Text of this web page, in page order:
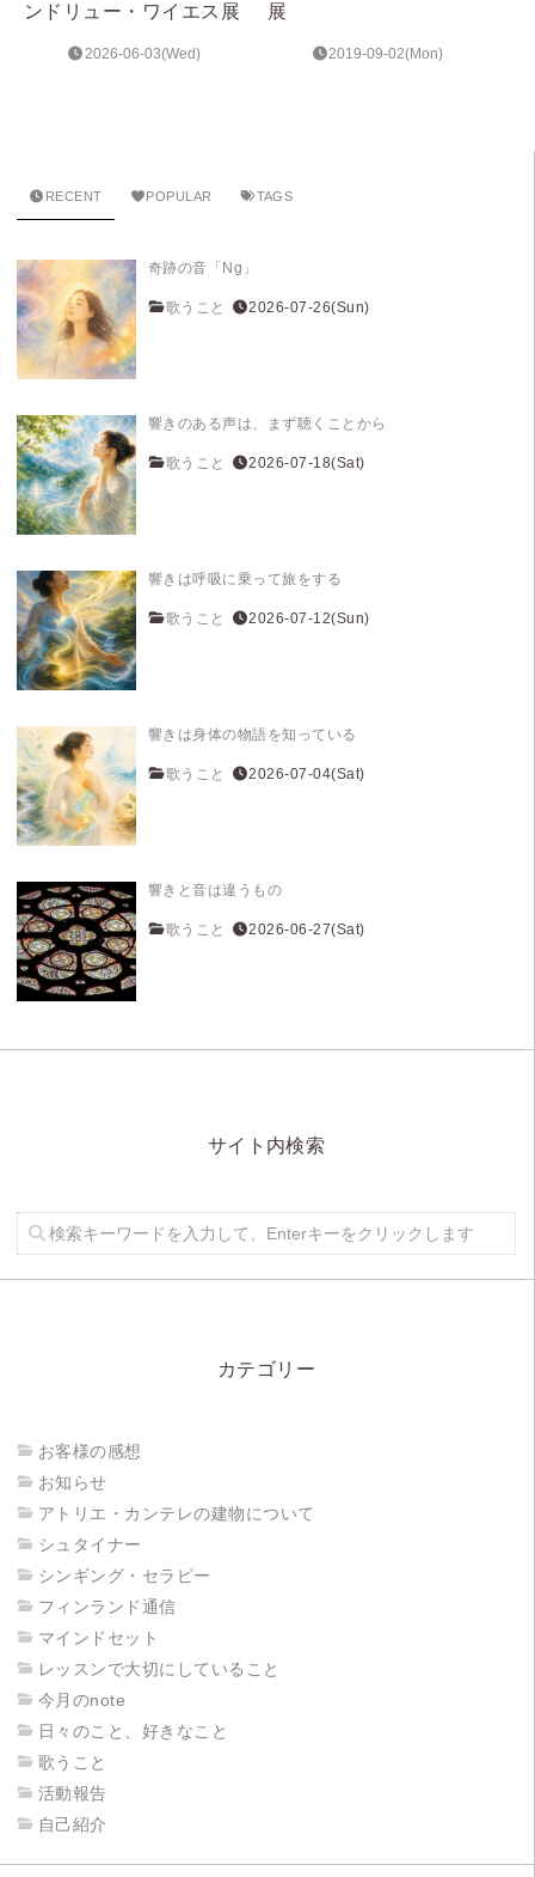
ンドリュー・ワイエス展
2026-06-03(Wed)
展
2019-09-02(Mon)
RECENT POPULAR TAGS
奇跡の音「Ng」
歌うこと 2026-07-26(Sun)
響きのある声は、まず聴くことから
歌うこと 2026-07-18(Sat)
響きは呼吸に乗って旅をする
歌うこと 2026-07-12(Sun)
響きは身体の物語を知っている
歌うこと 2026-07-04(Sat)
響きと音は違うもの
歌うこと 2026-06-27(Sat)
サイト内検索
カテゴリー
お客様の感想
お知らせ
アトリエ・カンテレの建物について
シュタイナー
シンギング・セラピー
フィンランド通信
マインドセット
レッスンで大切にしていること
今月のnote
日々のこと、好きなこと
歌うこと
活動報告
自己紹介